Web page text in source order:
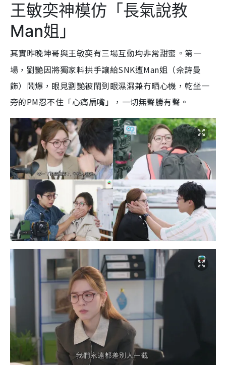
王敏奕神模仿「長氣說教
Man姐」
其實昨晚坤哥與王敏奕有三場互動均非常甜蜜。第一
場，劉艷因將獨家料拱手讓給SNK遭Man姐（佘詩曼
飾）鬧爆，眼見劉艷被鬧到眼濕濕兼冇晒心機，乾坐一
旁的PM忍不住「心痛扁嘴」，一切無聲勝有聲。